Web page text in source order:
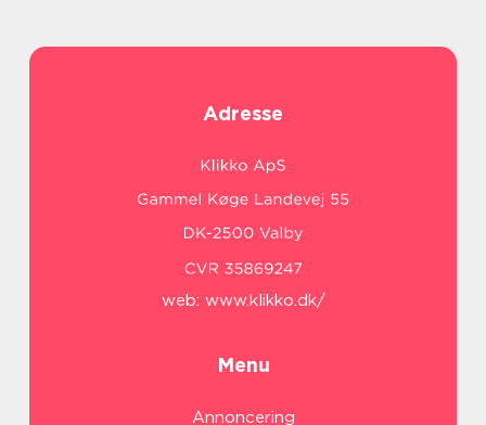
Adresse
web: www.klikko.dk/
Menu
Annoncering